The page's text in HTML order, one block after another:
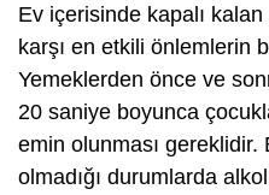
Ev içerisinde kapalı
karşı en etkili önlemlerin
Yemeklerden önce ve
20 saniye boyunca
emin olunması gereklidir.
olmadığı durumlarda